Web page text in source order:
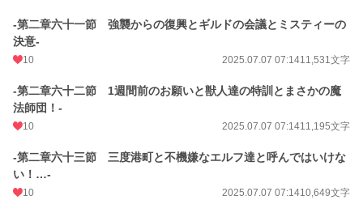
-第二章六十一節 強襲からの復興とギルドの会議とミスティーの
決意-
10 2025.07.07 07:1411,531文字
-第二章六十二節 1週間前のお願いと獣人達の特訓とまさかの魔
法師団！-
10 2025.07.07 07:1411,195文字
-第二章六十三節 三度港町と不機嫌なエルフ達と呼んではいけな
い！…-
10 2025.07.07 07:1410,649文字